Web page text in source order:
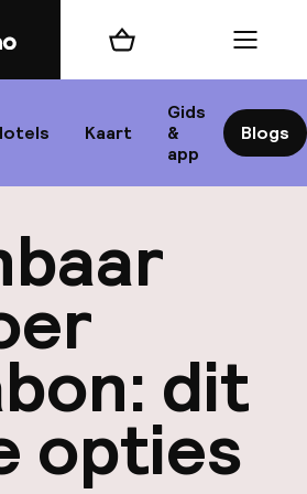
Kaart
Gids
&
app
Blogs
Winkelmand Menu
dit
opties